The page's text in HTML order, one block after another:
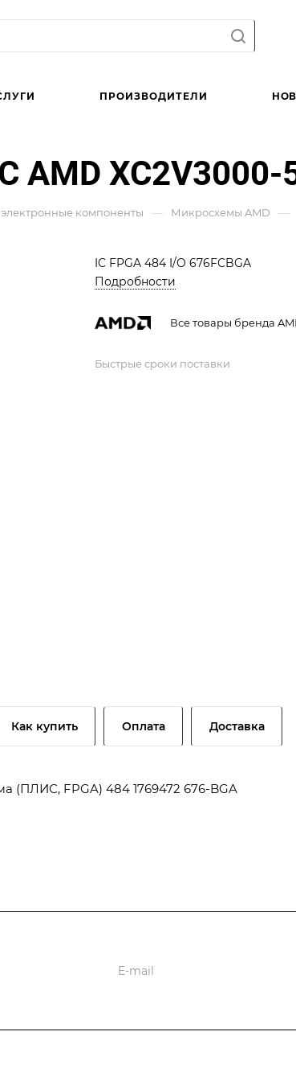
ПРОИЗВОДИТЕЛИ
XC2V3000-
компоненты — Микросхемы AMD —
IC FPGA 484 I/O 676FCBGA
Подробности
Все товары бренда
Быстрые сроки поставки
Как купить Оплата Доставка
(ПЛИС, FPGA) 484 1769472 676-BGA